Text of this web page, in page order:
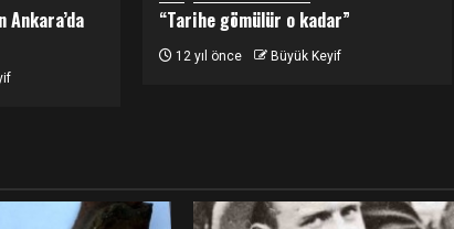
Ankara’da
“Tarihe gömülür o kadar”
12 yıl önce Büyük Keyif